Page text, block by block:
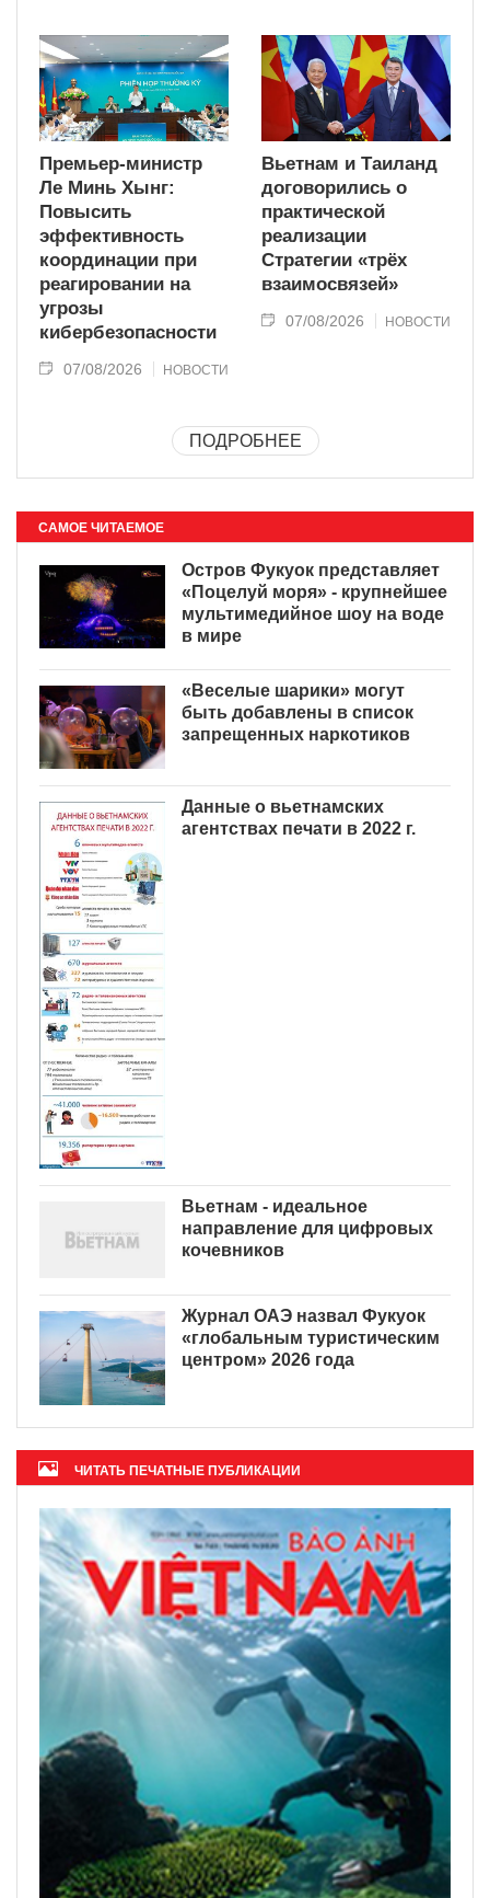
Премьер-министр
Ле Минь Хынг:
Повысить
эффективность
координации при
реагировании на
угрозы
кибербезопасности
07/08/2026 НОВОСТИ
Вьетнам и Таиланд
договорились о
практической
реализации
Стратегии «трёх
взаимосвязей»
07/08/2026 НОВОСТИ
ПОДРОБНЕЕ
САМОЕ ЧИТАЕМОЕ
Остров Фукуок представляет
«Поцелуй моря» - крупнейшее
мультимедийное шоу на воде
в мире
«Веселые шарики» могут
быть добавлены в список
запрещенных наркотиков
Данные о вьетнамских
агентствах печати в 2022 г.
Вьетнам - идеальное
направление для цифровых
кочевников
Журнал ОАЭ назвал Фукуок
«глобальным туристическим
центром» 2026 года
ЧИТАТЬ ПЕЧАТНЫЕ ПУБЛИКАЦИИ